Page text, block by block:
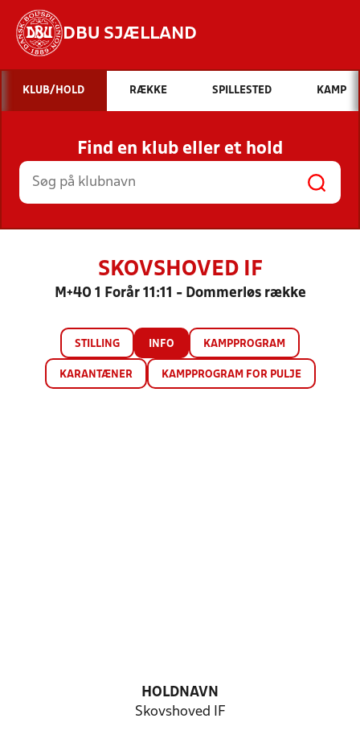
DBU SJÆLLAND
Hvad vil du søge efter?
INDHOLD OG NYHEDER
STILLINGER, RESULTATER, KLUBBER OG
HOLD
KLUB/HOLD RÆKKE SPILLESTED KAMP
Find en klub eller et hold
SKOVSHOVED IF
M+40 1 Forår 11:11 - Dommerløs række
STILLING INFO KAMPPROGRAM
KARANTÆNER KAMPPROGRAM FOR PULJE
HOLDNAVN
Skovshoved IF